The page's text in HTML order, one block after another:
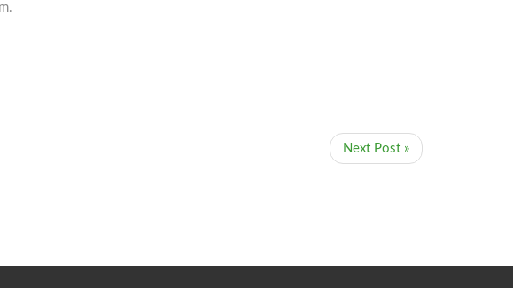
Next Post »